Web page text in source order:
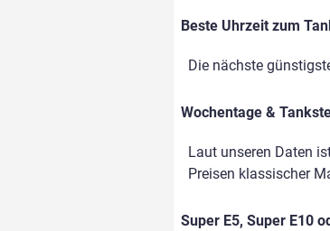
Beste Uhrzeit zum
Die nächste
Wochentage &
Laut unseren Daten
Preisen klassischer
Super E5, Super E10